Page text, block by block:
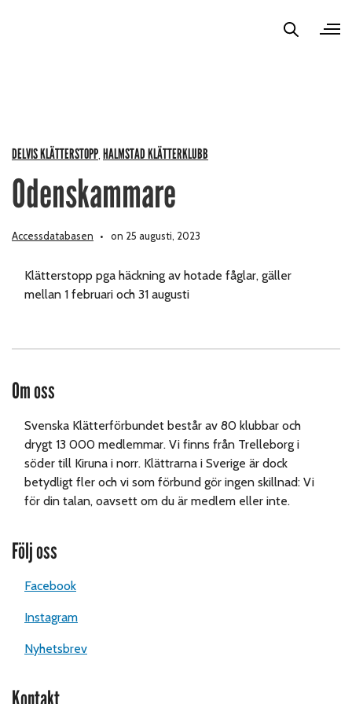
DELVIS KLÄTTERSTOPP HALMSTAD KLÄTTERKLUBB
Odenskammare
Accessdatabasen on 25 augusti, 2023
Klätterstopp pga häckning av hotade fåglar, gäller
mellan 1 februari och 31 augusti
Om oss
Svenska Klätterförbundet består av 80 klubbar och
drygt 13 000 medlemmar. Vi finns från Trelleborg i
söder till Kiruna i norr. Klättrarna i Sverige är dock
betydligt fler och vi som förbund gör ingen skillnad: Vi
för din talan, oavsett om du är medlem eller inte.
Följ oss
Facebook
Instagram
Nyhetsbrev
Kontakt